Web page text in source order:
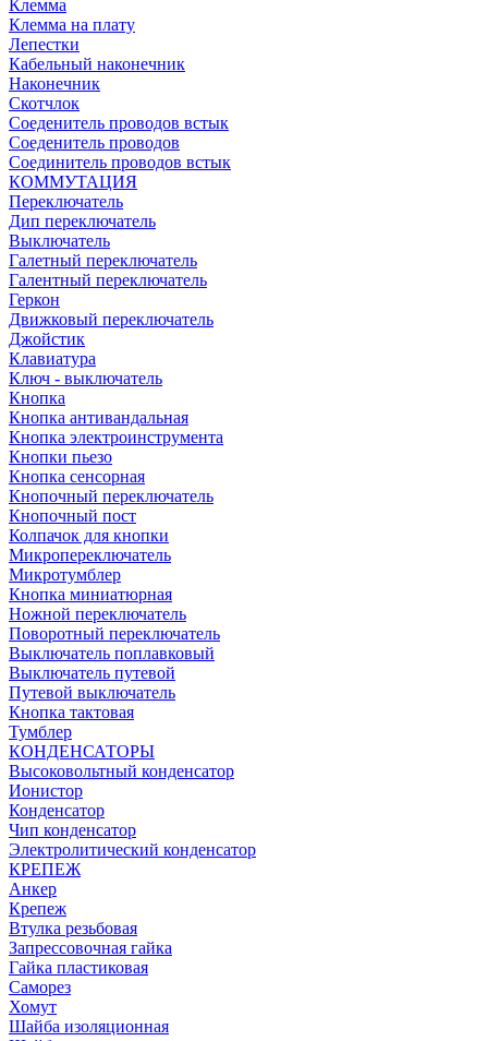
Клемма
Клемма на плату
Лепестки
Кабельный наконечник
Наконечник
Скотчлок
Соеденитель проводов встык
Соеденитель проводов
Соединитель проводов встык
КОММУТАЦИЯ
Переключатель
Дип переключатель
Выключатель
Галетный переключатель
Галентный переключатель
Геркон
Движковый переключатель
Джойстик
Клавиатура
Ключ - выключатель
Кнопка
Кнопка антивандальная
Кнопка электроинструмента
Кнопки пьезо
Кнопка сенсорная
Кнопочный переключатель
Кнопочный пост
Колпачок для кнопки
Микропереключатель
Микротумблер
Кнопка миниатюрная
Ножной переключатель
Поворотный переключатель
Выключатель поплавковый
Выключатель путевой
Путевой выключатель
Кнопка тактовая
Тумблер
КОНДЕНСАТОРЫ
Высоковольтный конденсатор
Ионистор
Конденсатор
Чип конденсатор
Электролитический конденсатор
КРЕПЕЖ
Анкер
Крепеж
Втулка резьбовая
Запрессовочная гайка
Гайка пластиковая
Саморез
Хомут
Шайба изоляционная